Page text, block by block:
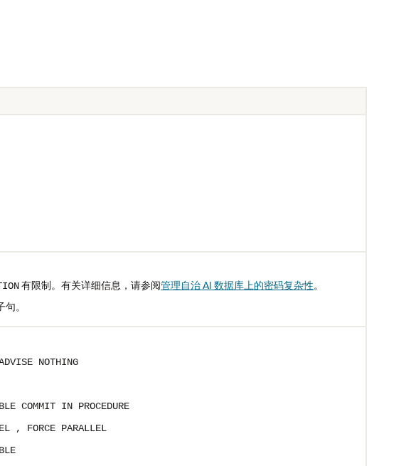
有限制。有关详细信息，请参阅管理自治 AI 数据库上的密码复杂性。
句。
NOTHING
COMMIT IN PROCEDURE
, FORCE PARALLEL